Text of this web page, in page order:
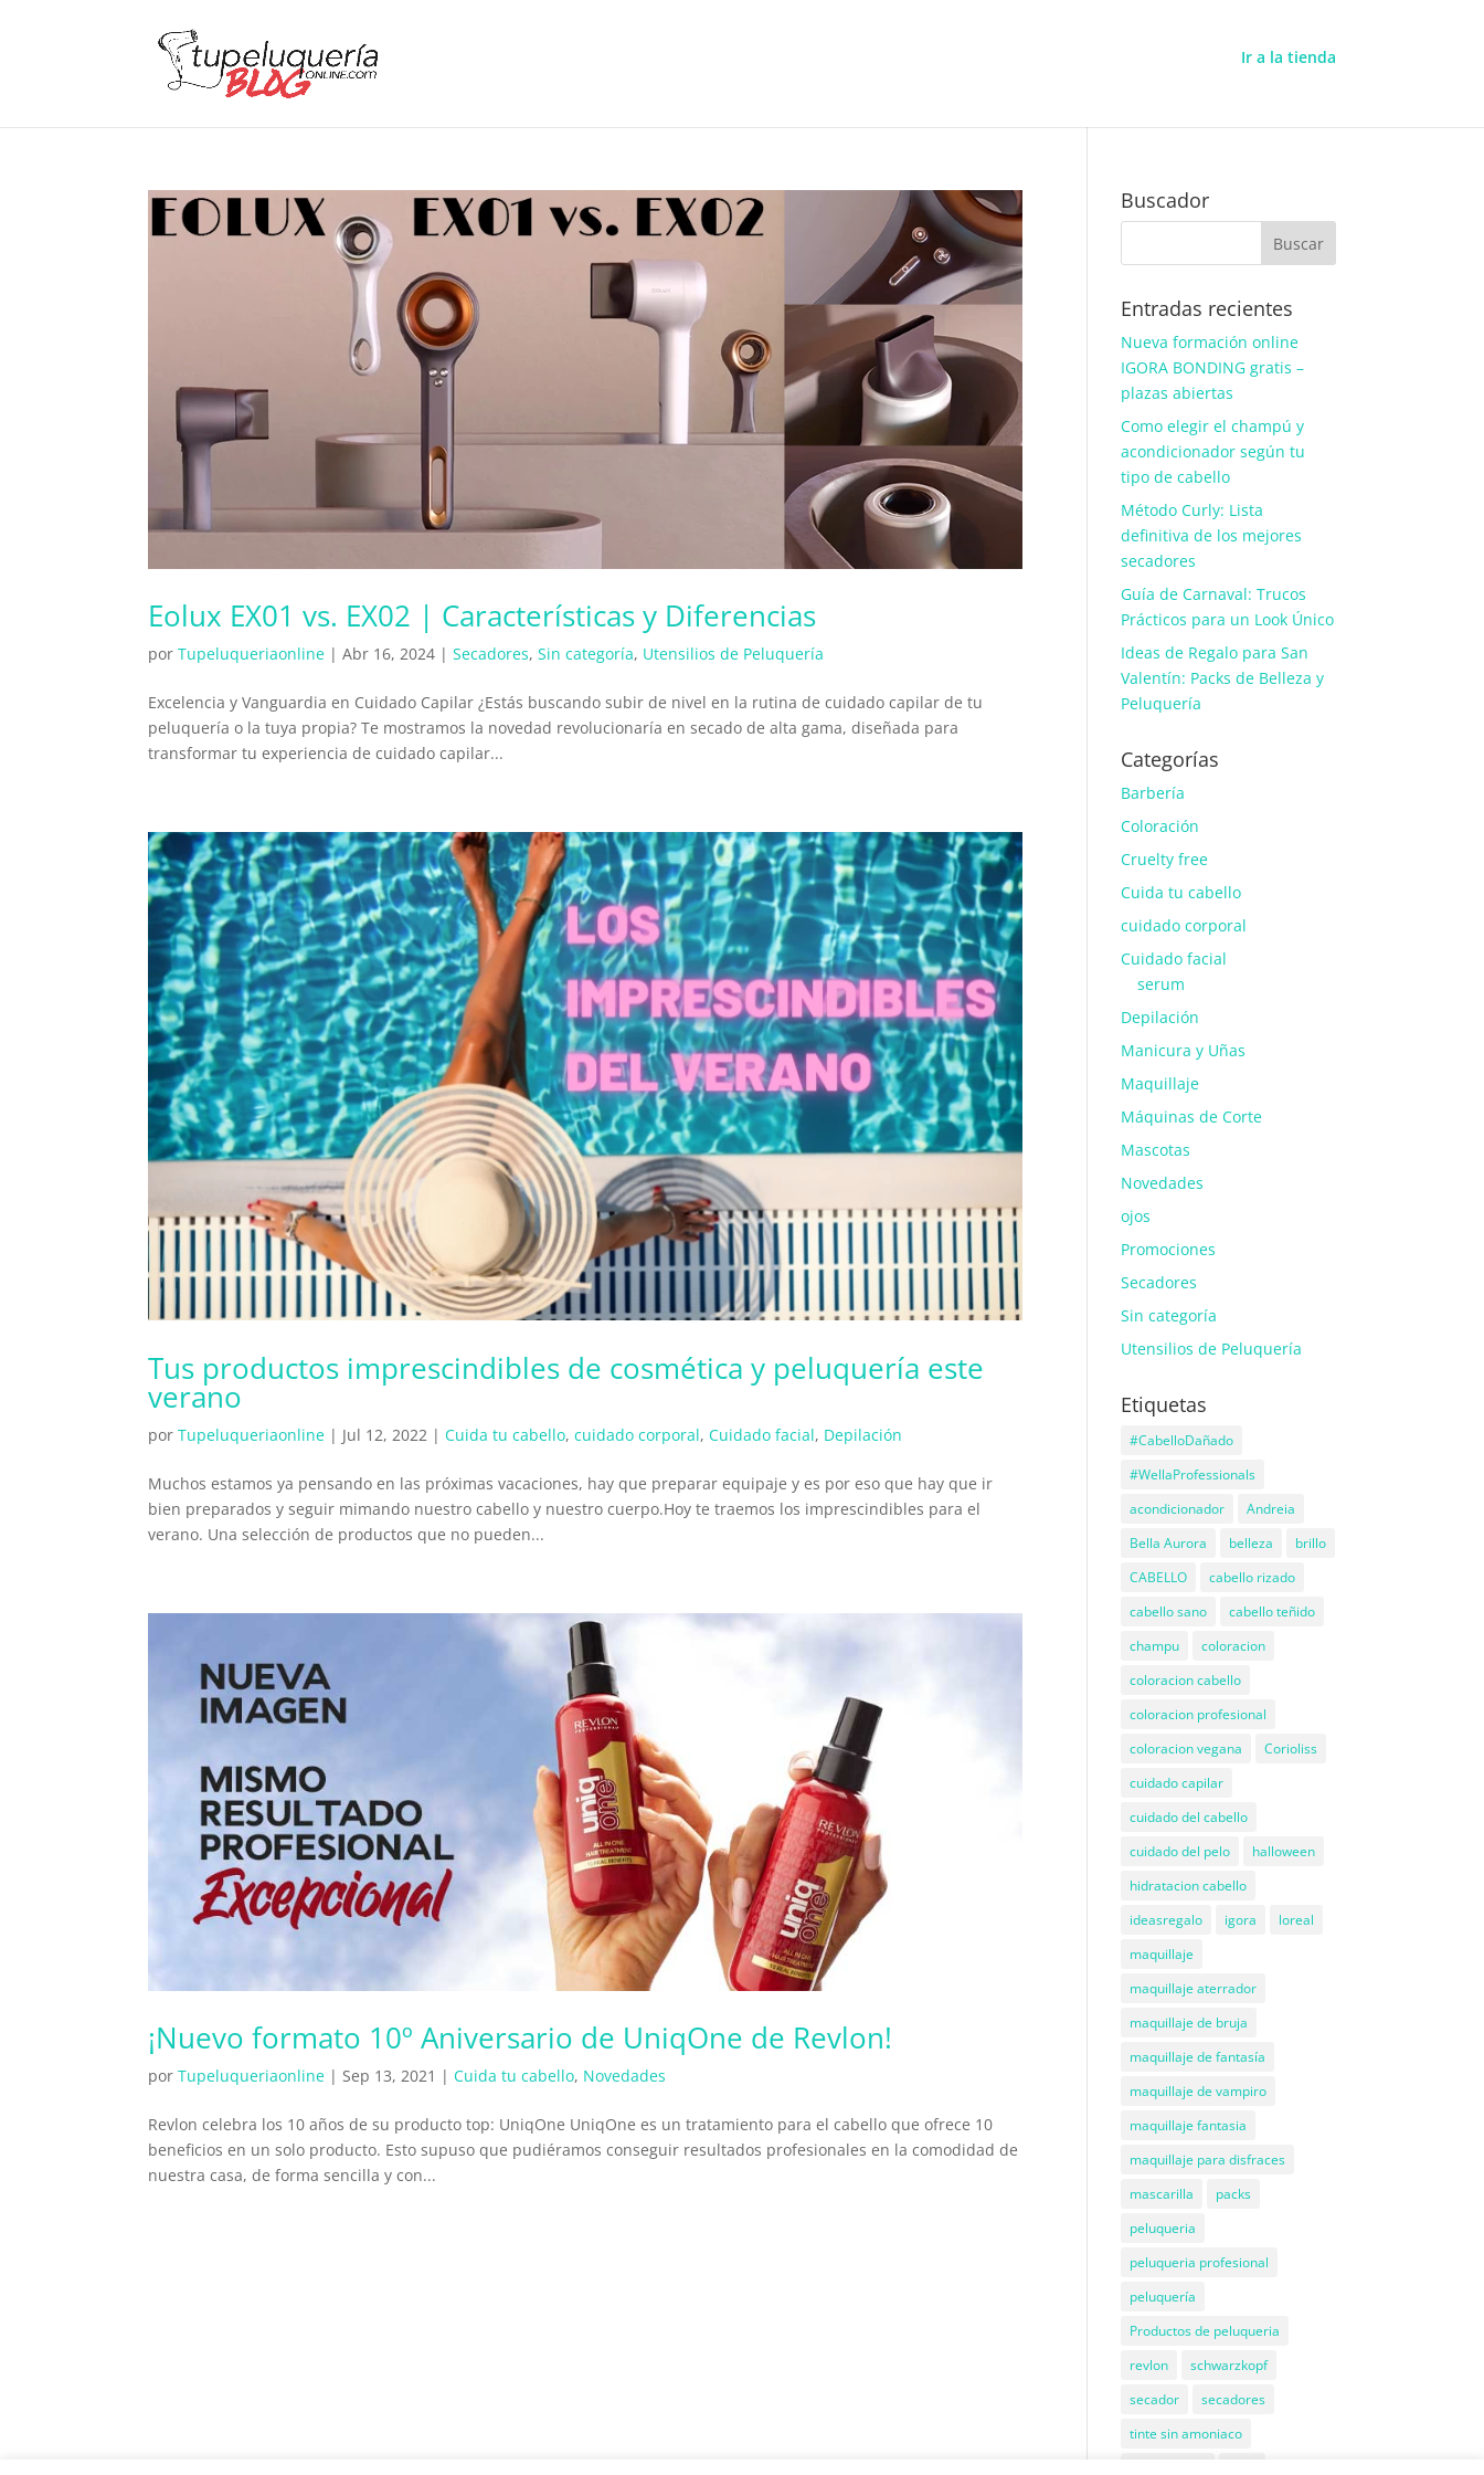
Ir a la tienda
Eolux EX01 vs. EX02 | Características y Diferencias
porTupeluqueriaonline |Abr 16, 2024 |Secadores,Sin categoría, Utensilios de Peluquería
Excelencia y Vanguardia en Cuidado Capilar ¿Estás buscando subir de nivel en la rutina de cuidado capilar de tu
peluquería o la tuya propia? Te mostramos la novedad revolucionaría en secado de alta gama, diseñada para
transformar tu experiencia de cuidado capilar...
Tus productos imprescindibles de cosmética y peluquería este
verano
porTupeluqueriaonline | Jul 12, 2022 |Cuida tu cabello,cuidado corporal,Cuidado facial, Depilación
Muchos estamos ya pensando en las próximas vacaciones, hay que preparar equipaje y es por eso que hay que ir
bien preparados y seguir mimando nuestro cabello y nuestro cuerpo.Hoy te traemos los imprescindibles para el
verano. Una selección de productos que no pueden...
¡Nuevo formato 10º Aniversario de UniqOne de Revlon!
porTupeluqueriaonline |Sep 13, 2021 |Cuida tu cabello, Novedades
Revlon celebra los 10 años de su producto top: UniqOne UniqOne es un tratamiento para el cabello que ofrece 10
beneficios en un solo producto. Esto supuso que pudiéramos conseguir resultados profesionales en la comodidad de
nuestra casa, de forma sencilla y con...
Buscador
Entradas recientes
Nueva formación online
IGORA BONDING gratis –
plazas abiertas
Como elegir el champú y
acondicionador según tu
tipo de cabello
Método Curly: Lista
definitiva de los mejores
secadores
Guía de Carnaval: Trucos
Prácticos para un Look Único
Ideas de Regalo para San
Valentín: Packs de Belleza y
Peluquería
Categorías
Barbería
Coloración
Cruelty free
Cuida tu cabello
cuidado corporal
Cuidado facial
serum
Depilación
Manicura y Uñas
Maquillaje
Máquinas de Corte
Mascotas
Novedades
ojos
Promociones
Secadores
Sin categoría
Utensilios de Peluquería
Etiquetas
#CabelloDañado
#WellaProfessionals
acondicionador
Andreia
Bella Aurora
belleza
brillo
CABELLO
cabello rizado
cabello sano
cabello teñido
champu
coloracion
coloracion cabello
coloracion profesional
coloracion vegana
Corioliss
cuidado capilar
cuidado del cabello
cuidado del pelo
halloween
hidratacion cabello
ideasregalo
igora
loreal
maquillaje
maquillaje aterrador
maquillaje de bruja
maquillaje de fantasía
maquillaje de vampiro
maquillaje fantasia
maquillaje para disfraces
mascarilla
packs
peluqueria
peluqueria profesional
peluquería
Productos de peluqueria
revlon
schwarzkopf
secador
secadores
tinte sin amoniaco